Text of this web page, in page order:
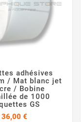

adhésives
/ Mat blanc jet
/ Bobine
de 1000
GS
36,00 €